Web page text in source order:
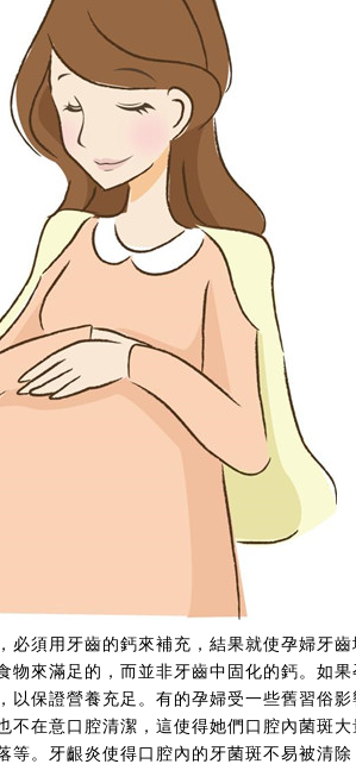
須用牙齒的鈣來補充，結果就使孕婦牙
來滿足的，而並非牙齒中固化的鈣。如果
保證營養充足。有的孕婦受一些舊習俗
在意口腔清潔，這使得她們口腔內菌斑大
。牙齦炎使得口腔內的牙菌斑不易被清除